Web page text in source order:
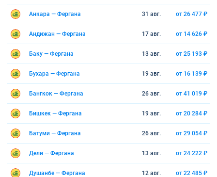
Анкара — Фергана 31 авг. от 26 477 ₽
Андижан — Фергана 17 авг. от 14 626 ₽
Баку — Фергана 13 авг. от 25 193 ₽
Бухара — Фергана 19 авг. от 16 139 ₽
Бангкок — Фергана 26 авг. от 41 019 ₽
Бишкек — Фергана 19 авг. от 20 284 ₽
Батуми — Фергана 26 авг. от 29 054 ₽
Дели — Фергана 13 авг. от 24 222 ₽
Душанбе — Фергана 12 авг. от 22 485 ₽